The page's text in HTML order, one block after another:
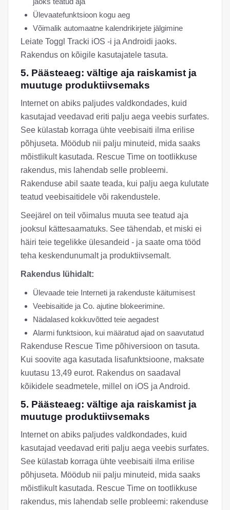
Ülevaatefunktsioon kogu aeg
Võimalik automaatne kalendrikirjete jälgimine
Leiate Toggl Tracki iOS -i ja Androidi jaoks.
Rakendus on kõigile kasutajatele tasuta.
5. Päästeaeg: vältige aja raiskamist ja
muutuge produktiivsemaks
Internet on abiks paljudes valdkondades, kuid
kasutajad veedavad eriti palju aega veebis surfates.
See külastab korraga ühte veebisaiti ilma erilise
põhjuseta. Möödub nii palju minuteid, mida saaks
mõistlikult kasutada. Rescue Time on tootlikkuse
rakendus, mis lahendab selle probleemi.
Rakenduse abil saate teada, kui palju aega kulutate
teatud veebisaitidele või rakendustele.
Seejärel on teil võimalus muuta see teatud aja
jooksul kättesaamatuks. See tähendab, et miski ei
häiri teie tegelikke ülesandeid - ja saate oma tööd
teha keskendunumalt ja produktiivsemalt.
Rakendus lühidalt:
Ülevaade teie Interneti ja rakenduste käitumisest
Veebisaitide ja Co. ajutine blokeerimine.
Nädalased kokkuvõtted teie aegadest
Alarmi funktsioon, kui määratud ajad on saavutatud
Rakenduse Rescue Time põhiversioon on tasuta.
Kui soovite aga kasutada lisafunktsioone, maksate
kuutasu 13,49 eurot. Rakendus on saadaval
kõikidele seadmetele, millel on iOS ja Android.
5. Päästeaeg: vältige aja raiskamist ja
muutuge produktiivsemaks
Internet on abiks paljudes valdkondades, kuid
kasutajad veedavad eriti palju aega veebis surfates.
See külastab korraga ühte veebisaiti ilma erilise
põhjuseta. Möödub nii palju minuteid, mida saaks
mõistlikult kasutada. Rescue Time on tootlikkuse
rakendus, mis lahendab selle probleemi: rakenduse